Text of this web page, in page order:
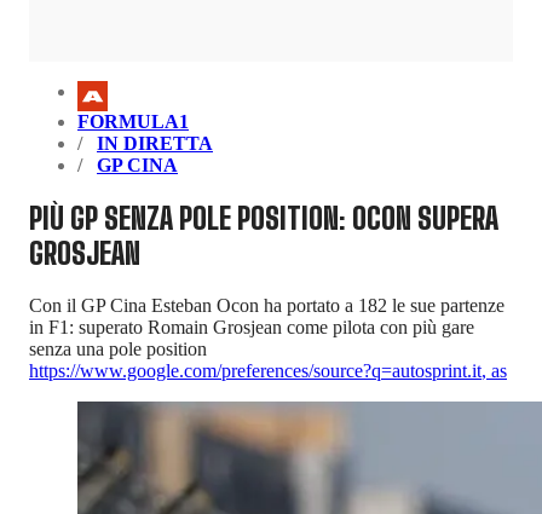
FORMULA1
IN DIRETTA
GP CINA
PIÙ GP SENZA POLE POSITION: OCON SUPERA
GROSJEAN
Con il GP Cina Esteban Ocon ha portato a 182 le sue partenze
in F1: superato Romain Grosjean come pilota con più gare
senza una pole position
https://www.google.com/preferences/source?q=autosprint.it, as